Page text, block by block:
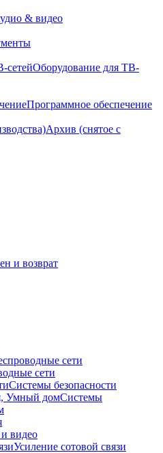
& видео
Оборудование для ТВ-
Программное обеспечение
Архив (снятое с
и возврат
сети
сети
Системы безопасности
Системы
видео
Усиление сотовой связи